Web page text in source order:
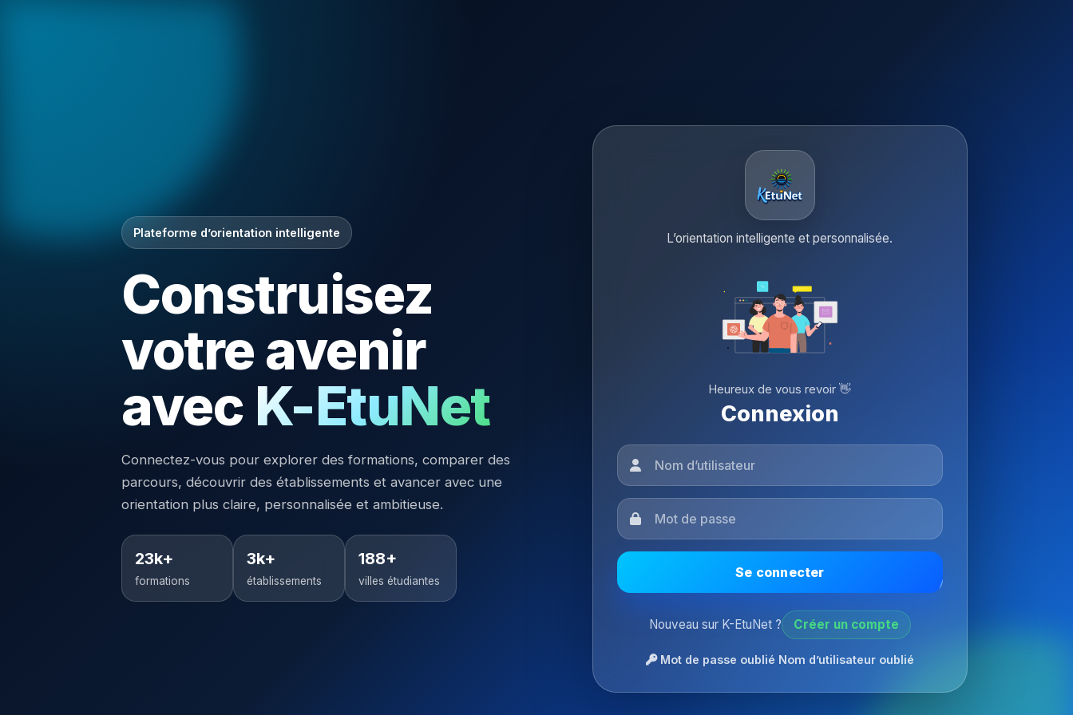
Plateforme d’orientation intelligente
Construisez
votre avenir
avec K-EtuNet
Connectez-vous pour explorer des formations, comparer des
parcours, découvrir des établissements et avancer avec une
orientation plus claire, personnalisée et ambitieuse.
23k+
formations
3k+
établissements
188+
villes étudiantes
L’orientation intelligente et personnalisée.
Heureux de vous revoir 👋
Connexion
Se connecter
Nouveau sur K-EtuNet ? Créer un compte
Mot de passe oublié Nom d’utilisateur oublié